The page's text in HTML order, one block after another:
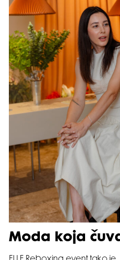
Moda koja